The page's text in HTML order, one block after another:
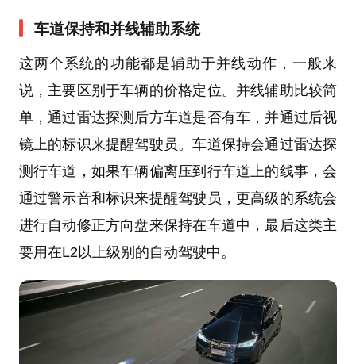
车道保持和并线辅助系统
这两个系统的功能都是辅助于并线动作，一般来
说，主要区别于车辆的价格定位。并线辅助比较简
单，通过雷达探测后方车道是否有车，并通过后视
镜上的标识来提醒驾驶员。车道保持会通过雷达探
测行车道，如果车辆偏离压到行车道上的线事，会
通过警示音和标识来提醒驾驶员，更高级的系统会
进行自动修正方向盘来保持在车道中，最后这类主
要用在L2以上级别的自动驾驶中。